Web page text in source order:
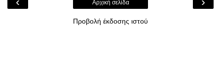
Αρχική σελίδα
Προβολή έκδοσης ιστού